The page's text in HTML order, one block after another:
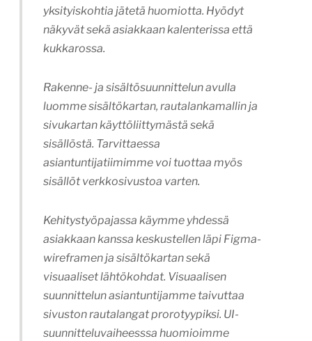
yksityiskohtia jätetä huomiotta. Hyödyt
näkyvät sekä asiakkaan kalenterissa että
kukkarossa.
Rakenne- ja sisältösuunnittelun avulla
luomme sisältökartan, rautalankamallin ja
sivukartan käyttöliittymästä sekä
sisällöstä. Tarvittaessa
asiantuntijatiimimme voi tuottaa myös
sisällöt verkkosivustoa varten.
Kehitystyöpajassa käymme yhdessä
asiakkaan kanssa keskustellen läpi Figma-
wireframen ja sisältökartan sekä
visuaaliset lähtökohdat. Visuaalisen
suunnittelun asiantuntijamme taivuttaa
sivuston rautalangat prorotyypiksi. UI-
suunnitteluvaiheesssa huomioimme